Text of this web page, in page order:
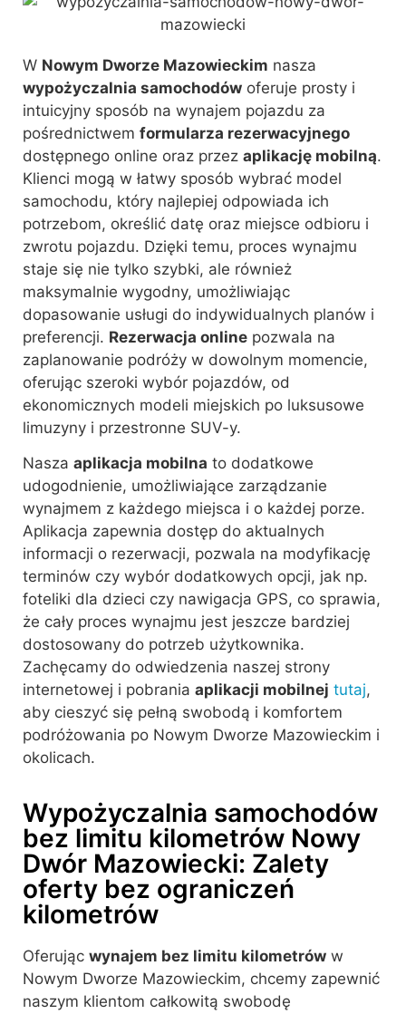
W Nowym Dworze Mazowieckim nasza
wypożyczalnia samochodów oferuje prosty i
intuicyjny sposób na wynajem pojazdu za
pośrednictwem formularza rezerwacyjnego
dostępnego online oraz przez aplikację mobilną.
Klienci mogą w łatwy sposób wybrać model
samochodu, który najlepiej odpowiada ich
potrzebom, określić datę oraz miejsce odbioru i
zwrotu pojazdu. Dzięki temu, proces wynajmu
staje się nie tylko szybki, ale również
maksymalnie wygodny, umożliwiając
dopasowanie usługi do indywidualnych planów i
preferencji. Rezerwacja online pozwala na
zaplanowanie podróży w dowolnym momencie,
oferując szeroki wybór pojazdów, od
ekonomicznych modeli miejskich po luksusowe
limuzyny i przestronne SUV-y.
Nasza aplikacja mobilna to dodatkowe
udogodnienie, umożliwiające zarządzanie
wynajmem z każdego miejsca i o każdej porze.
Aplikacja zapewnia dostęp do aktualnych
informacji o rezerwacji, pozwala na modyfikację
terminów czy wybór dodatkowych opcji, jak np.
foteliki dla dzieci czy nawigacja GPS, co sprawia,
że cały proces wynajmu jest jeszcze bardziej
dostosowany do potrzeb użytkownika.
Zachęcamy do odwiedzenia naszej strony
internetowej i pobrania aplikacji mobilnej tutaj,
aby cieszyć się pełną swobodą i komfortem
podróżowania po Nowym Dworze Mazowieckim i
okolicach.
Wypożyczalnia samochodów
bez limitu kilometrów Nowy
Dwór Mazowiecki: Zalety
oferty bez ograniczeń
kilometrów
Oferując wynajem bez limitu kilometrów w
Nowym Dworze Mazowieckim, chcemy zapewnić
naszym klientom całkowitą swobodę